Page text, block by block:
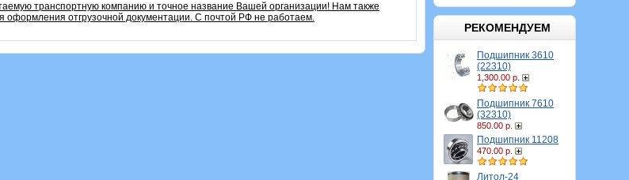
РЕКОМЕНДУЕМ
Подшипник 3610
(22310)
1,300.00 р.
Подшипник 7610
(32310)
850.00 р.
Подшипник 11208
470.00 р.
Литол-24
транспортную компанию и точное название Вашей организации! Нам также
отгрузочной документации. С почтой РФ не работаем.